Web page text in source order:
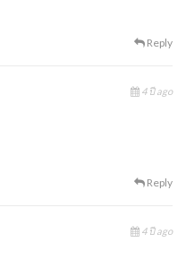
Reply
4 ปี ago
Reply
4 ปี ago